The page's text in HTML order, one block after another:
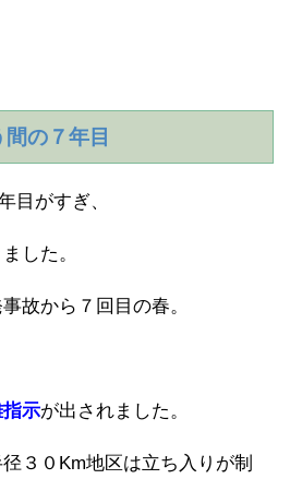
の７年目
目がすぎ、
した。
故から７回目の春。
示が出されました。
３０Km地区は立ち入りが制